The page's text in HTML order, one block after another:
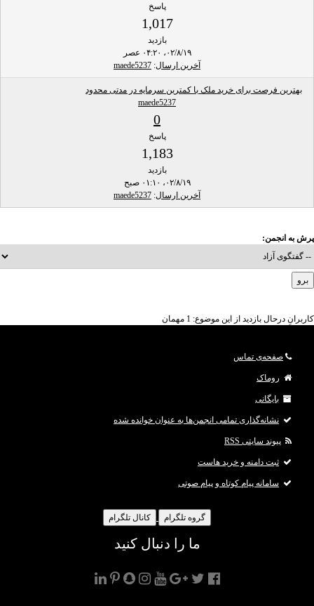
پاسخ
1,017
بازدید
۰۲/۸/۱۹، ۰۴:۲۰ عصر
آخرین ارسال:
maede5237
بهترین فرصت برای خرید ملک با کمترین سرمایه در مدتی محدود
maede5237
0
پاسخ
1,183
بازدید
۰۲/۸/۱۹، ۰۱:۱۰ صبح
آخرین ارسال:
maede5237
پرش به انجمن:
کاربرانِ درحال بازدید از این موضوع: 1 مهمان
صفحه‌ی تماس
روماک
بایگانی
نشانه‌گذاری تمامی انجمن‌ها به عنوان خوانده شده
پیوند سایتی RSS
ثبت دامنه و خرید هاست
سامانه پیام کوتاه و پیام صوتی
گروه تلگرام کانال تلگرام
ما را دنبال کنید